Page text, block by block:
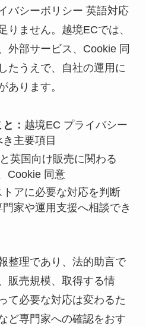
バシーポリシー 英語対応
りません。越境ECでは、
外部サービス、Cookie 同
たうえで、自社の運用に
あります。
： 越境EC プライバシー
主要項目
英国向け販売に関わる
Cookie 同意
トアに必要な対応を判断
家や運用支援へ相談でき
整理であり、法的助言で
販売規模、取得する情
て必要な対応は変わるた
ど専門家への確認をおす